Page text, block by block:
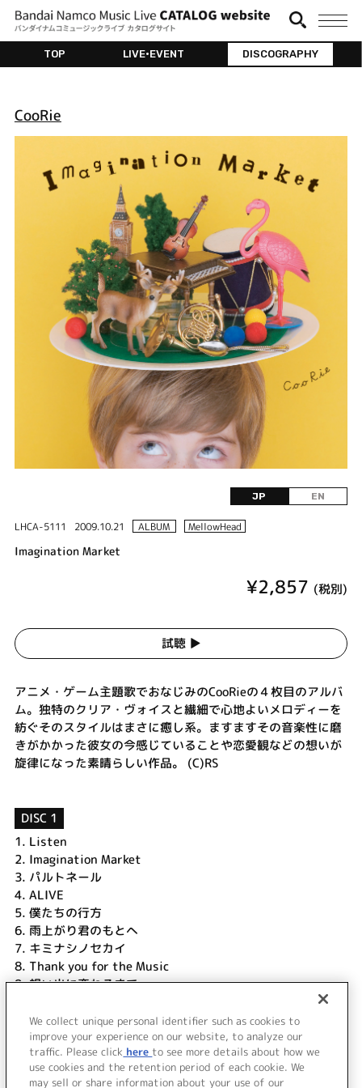
TOP LIVE•EVENT DISCOGRAPHY
CooRie
JP EN
LHCA-5111 2009.10.21 ALBUM MellowHead
Imagination Market
¥2,857 (税別)
試聴 ▶︎
アニメ・ゲーム主題歌でおなじみのCooRieの４枚目のアルバ
ム。独特のクリア・ヴォイスと繊細で心地よいメロディーを
紡ぐそのスタイルはまさに癒し系。ますますその音楽性に磨
きがかかった彼女の今感じていることや恋愛観などの想いが
旋律になった素晴らしい作品。 (C)RS
DISC 1
1. Listen
2. Imagination Market
3. パルトネール
4. ALIVE
5. 僕たちの行方
6. 雨上がり君のもとへ
7. キミナシノセカイ
8. Thank you for the Music
9.想い出に変わるまで
11.IF:この世界で
12. 幸せになるために
＜ BACK
We collect unique personal identifier such as cookies to
improve your experience on our website, to analyze our
traffic. Please click here to see more details about how we
use cookies and the retention period of each cookie. We
may sell or share information about your use of our